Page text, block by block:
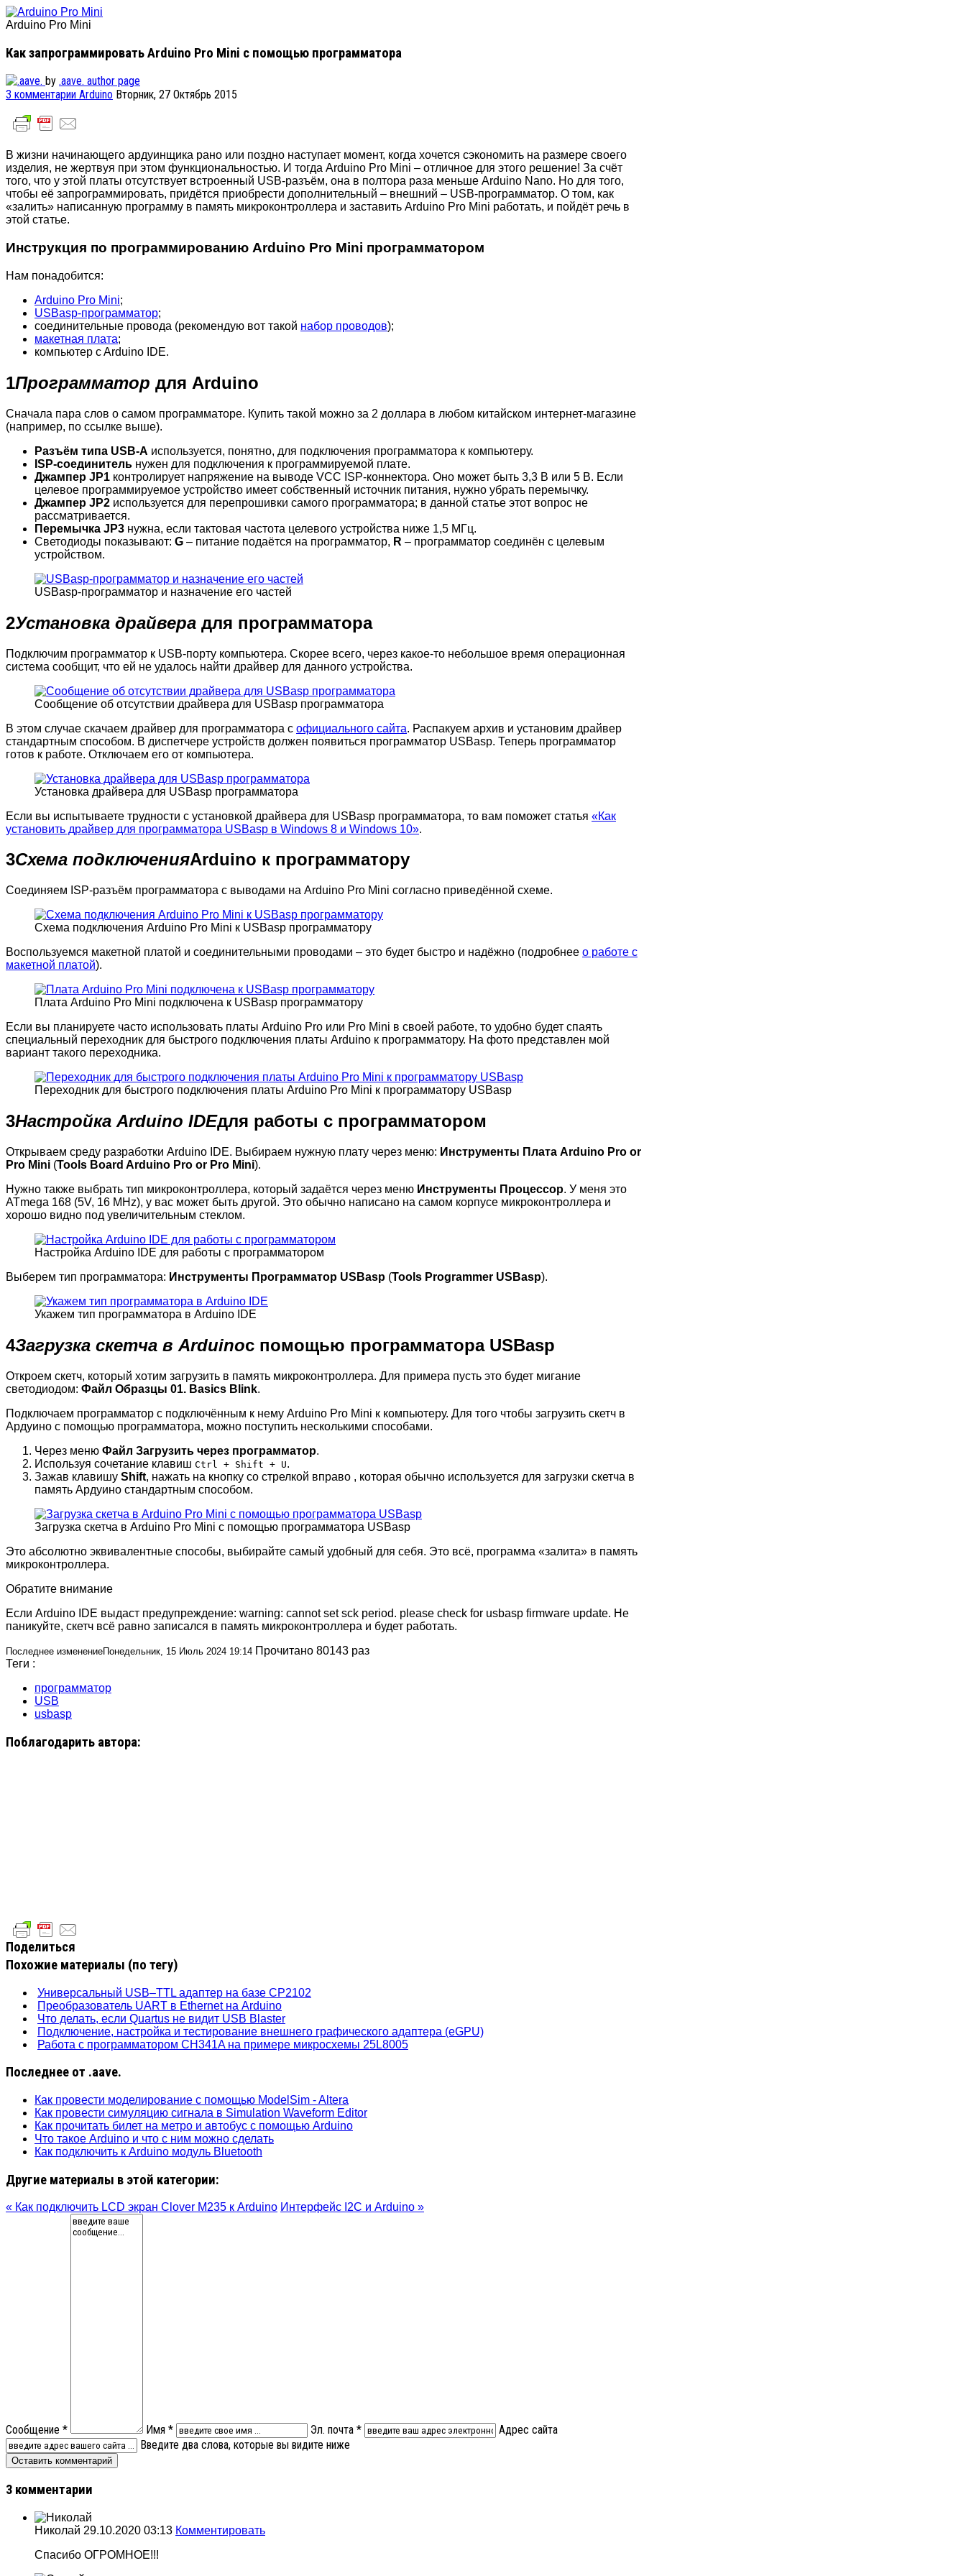
Arduino Pro Mini
Как запрограммировать Arduino Pro Mini с помощью программатора
by .aave. author page
3 комментарии Arduino Вторник, 27 Октябрь 2015
В жизни начинающего ардуинщика рано или поздно наступает момент, когда хочется сэкономить на размере своего
изделия, не жертвуя при этом функциональностью. И тогда Arduino Pro Mini – отличное для этого решение! За счёт
того, что у этой платы отсутствует встроенный USB-разъём, она в полтора раза меньше Arduino Nano. Но для того,
чтобы её запрограммировать, придётся приобрести дополнительный – внешний – USB-программатор. О том, как
«залить» написанную программу в память микроконтроллера и заставить Arduino Pro Mini работать, и пойдёт речь в
этой статье.
Инструкция по программированию Arduino Pro Mini программатором
Нам понадобится:
Arduino Pro Mini;
USBasp-программатор;
соединительные провода (рекомендую вот такой набор проводов);
макетная плата;
компьютер c Arduino IDE.
1Программатор для Arduino
Сначала пара слов о самом программаторе. Купить такой можно за 2 доллара в любом китайском интернет-магазине
(например, по ссылке выше).
Разъём типа USB-A используется, понятно, для подключения программатора к компьютеру.
ISP-соединитель нужен для подключения к программируемой плате.
Джампер JP1 контролирует напряжение на выводе VCC ISP-коннектора. Оно может быть 3,3 В или 5 В. Если
целевое программируемое устройство имеет собственный источник питания, нужно убрать перемычку.
Джампер JP2 используется для перепрошивки самого программатора; в данной статье этот вопрос не
рассматривается.
Перемычка JP3 нужна, если тактовая частота целевого устройства ниже 1,5 МГц.
Светодиоды показывают: G – питание подаётся на программатор, R – программатор соединён с целевым
устройством.
USBasp-программатор и назначение его частей
2Установка драйвера для программатора
Подключим программатор к USB-порту компьютера. Скорее всего, через какое-то небольшое время операционная
система сообщит, что ей не удалось найти драйвер для данного устройства.
Сообщение об отсутствии драйвера для USBasp программатора
В этом случае скачаем драйвер для программатора с официального сайта. Распакуем архив и установим драйвер
стандартным способом. В диспетчере устройств должен появиться программатор USBasp. Теперь программатор
готов к работе. Отключаем его от компьютера.
Установка драйвера для USBasp программатора
Если вы испытываете трудности с установкой драйвера для USBasp программатора, то вам поможет статья «Как
установить драйвер для программатора USBasp в Windows 8 и Windows 10».
3Схема подключенияArduino к программатору
Соединяем ISP-разъём программатора с выводами на Arduino Pro Mini согласно приведённой схеме.
Схема подключения Arduino Pro Mini к USBasp программатору
Воспользуемся макетной платой и соединительными проводами – это будет быстро и надёжно (подробнее о работе с
макетной платой).
Плата Arduino Pro Mini подключена к USBasp программатору
Если вы планируете часто использовать платы Arduino Pro или Pro Mini в своей работе, то удобно будет спаять
специальный переходник для быстрого подключения платы Arduino к программатору. На фото представлен мой
вариант такого переходника.
Переходник для быстрого подключения платы Arduino Pro Mini к программатору USBasp
3Настройка Arduino IDEдля работы с программатором
Открываем среду разработки Arduino IDE. Выбираем нужную плату через меню: Инструменты Плата Arduino Pro or
Pro Mini (Tools Board Arduino Pro or Pro Mini).
Нужно также выбрать тип микроконтроллера, который задаётся через меню Инструменты Процессор. У меня это
ATmega 168 (5V, 16 MHz), у вас может быть другой. Это обычно написано на самом корпусе микроконтроллера и
хорошо видно под увеличительным стеклом.
Настройка Arduino IDE для работы с программатором
Выберем тип программатора: Инструменты Программатор USBasp (Tools Programmer USBasp).
Укажем тип программатора в Arduino IDE
4Загрузка скетча в Arduinoс помощью программатора USBasp
Откроем скетч, который хотим загрузить в память микроконтроллера. Для примера пусть это будет мигание
светодиодом: Файл Образцы 01. Basics Blink.
Подключаем программатор с подключённым к нему Arduino Pro Mini к компьютеру. Для того чтобы загрузить скетч в
Ардуино с помощью программатора, можно поступить несколькими способами.
Через меню Файл Загрузить через программатор.
Используя сочетание клавиш Ctrl + Shift + U.
Зажав клавишу Shift, нажать на кнопку со стрелкой вправо , которая обычно используется для загрузки скетча в
память Ардуино стандартным способом.
Загрузка скетча в Arduino Pro Mini с помощью программатора USBasp
Это абсолютно эквивалентные способы, выбирайте самый удобный для себя. Это всё, программа «залита» в память
микроконтроллера.
Обратите внимание
Если Arduino IDE выдаст предупреждение: warning: cannot set sck period. please check for usbasp firmware update. Не
паникуйте, скетч всё равно записался в память микроконтроллера и будет работать.
Последнее изменениеПонедельник, 15 Июль 2024 19:14 Прочитано 80143 раз
Теги :
программатор
USB
usbasp
Поблагодарить автора:
Поделиться
Похожие материалы (по тегу)
Универсальный USB–TTL адаптер на базе CP2102
Преобразователь UART в Ethernet на Arduino
Что делать, если Quartus не видит USB Blaster
Подключение, настройка и тестирование внешнего графического адаптера (eGPU)
Работа с программатором CH341A на примере микросхемы 25L8005
Последнее от .aave.
Как провести моделирование с помощью ModelSim - Altera
Как провести симуляцию сигнала в Simulation Waveform Editor
Как прочитать билет на метро и автобус с помощью Arduino
Что такое Arduino и что с ним можно сделать
Как подключить к Arduino модуль Bluetooth
Другие материалы в этой категории:
« Как подключить LCD экран Clover M235 к Arduino Интерфейс I2C и Arduino »
Сообщение * Имя * Эл. почта *
Адрес сайта
Введите два слова, которые вы видите ниже
3 комментарии
Николай 29.10.2020 03:13 Комментировать
Спасибо ОГРОМНОЕ!!!